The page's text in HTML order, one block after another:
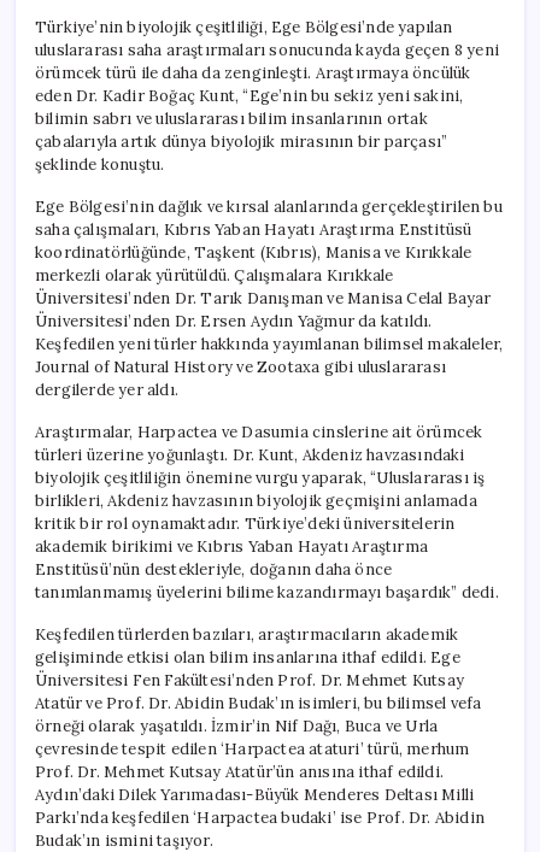
Türü
Keşfedildi:
Türkiye’nin
Biyolojik
Zenginliği
Artıyor
için
Türkiye’nin biyolojik çeşitliliği, Ege Bölgesi’nde yapılan
uluslararası saha araştırmaları sonucunda kayda geçen 8 yeni
örümcek türü ile daha da zenginleşti. Araştırmaya öncülük
eden Dr. Kadir Boğaç Kunt, “Ege’nin bu sekiz yeni sakini,
bilimin sabrı ve uluslararası bilim insanlarının ortak
çabalarıyla artık dünya biyolojik mirasının bir parçası”
şeklinde konuştu.
Ege Bölgesi’nin dağlık ve kırsal alanlarında gerçekleştirilen bu
saha çalışmaları, Kıbrıs Yaban Hayatı Araştırma Enstitüsü
koordinatörlüğünde, Taşkent (Kıbrıs), Manisa ve Kırıkkale
merkezli olarak yürütüldü. Çalışmalara Kırıkkale
Üniversitesi’nden Dr. Tarık Danışman ve Manisa Celal Bayar
Üniversitesi’nden Dr. Ersen Aydın Yağmur da katıldı.
Keşfedilen yeni türler hakkında yayımlanan bilimsel makaleler,
Journal of Natural History ve Zootaxa gibi uluslararası
dergilerde yer aldı.
Araştırmalar, Harpactea ve Dasumia cinslerine ait örümcek
türleri üzerine yoğunlaştı. Dr. Kunt, Akdeniz havzasındaki
biyolojik çeşitliliğin önemine vurgu yaparak, “Uluslararası iş
birlikleri, Akdeniz havzasının biyolojik geçmişini anlamada
kritik bir rol oynamaktadır. Türkiye’deki üniversitelerin
akademik birikimi ve Kıbrıs Yaban Hayatı Araştırma
Enstitüsü’nün destekleriyle, doğanın daha önce
tanımlanmamış üyelerini bilime kazandırmayı başardık” dedi.
Keşfedilen türlerden bazıları, araştırmacıların akademik
gelişiminde etkisi olan bilim insanlarına ithaf edildi. Ege
Üniversitesi Fen Fakültesi’nden Prof. Dr. Mehmet Kutsay
Atatür ve Prof. Dr. Abidin Budak’ın isimleri, bu bilimsel vefa
örneği olarak yaşatıldı. İzmir’in Nif Dağı, Buca ve Urla
çevresinde tespit edilen ‘Harpactea ataturi’ türü, merhum
Prof. Dr. Mehmet Kutsay Atatür’ün anısına ithaf edildi.
Aydın’daki Dilek Yarımadası-Büyük Menderes Deltası Milli
Parkı’nda keşfedilen ‘Harpactea budaki’ ise Prof. Dr. Abidin
Budak’ın ismini taşıyor.